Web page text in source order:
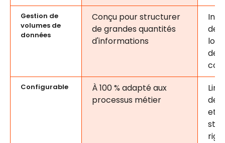
Gestion de
volumes de
données
Conçu pour structurer
de grandes quantités
d'informations
des
de
Configurable
À 100 % adapté aux
processus métier
des
et